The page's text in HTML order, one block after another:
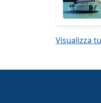
Visualizza